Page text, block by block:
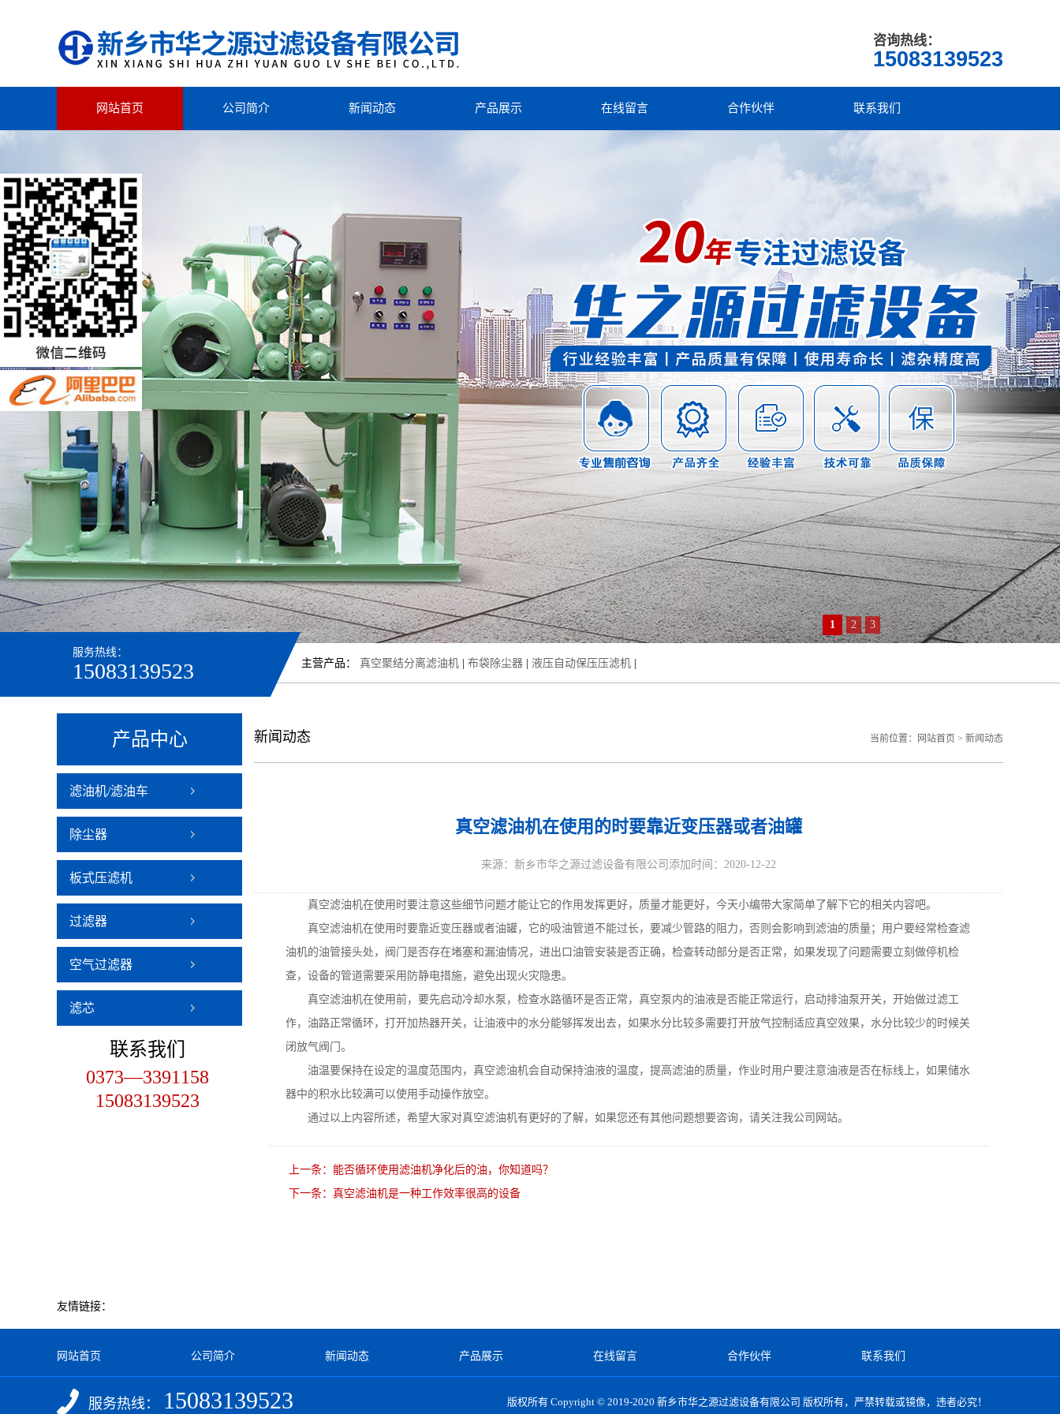
咨询热线：
15083139523
网站首页 公司简介 新闻动态 产品展示 在线留言 合作伙伴 联系我们
1 2 3
服务热线：
15083139523 主营产品： 真空聚结分离滤油机 布袋除尘器 液压自动保压压滤机
产品中心
滤油机/滤油车
除尘器
板式压滤机
过滤器
空气过滤器
滤芯
联系我们
0373—3391158
15083139523
新闻动态 当前位置： 网站首页 > 新闻动态
真空滤油机在使用的时要靠近变压器或者油罐
来源：新乡市华之源过滤设备有限公司添加时间：2020-12-22
真空滤油机在使用时要注意这些细节问题才能让它的作用发挥更好，质量才能更好，今天小编带大家简单了解下它的相关内容吧。
真空滤油机在使用时要靠近变压器或者油罐，它的吸油管道不能过长，要减少管路的阻力，否则会影响到滤油的质量；用户要经常检查滤
油机的油管接头处，阀门是否存在堵塞和漏油情况，进出口油管安装是否正确，检查转动部分是否正常，如果发现了问题需要立刻做停机检
查，设备的管道需要采用防静电措施，避免出现火灾隐患。
真空滤油机在使用前，要先启动冷却水泵，检查水路循环是否正常，真空泵内的油液是否能正常运行，启动排油泵开关，开始做过滤工
作，油路正常循环，打开加热器开关，让油液中的水分能够挥发出去，如果水分比较多需要打开放气控制适应真空效果，水分比较少的时候关
闭放气阀门。
油温要保持在设定的温度范围内，真空滤油机会自动保持油液的温度，提高滤油的质量，作业时用户要注意油液是否在标线上，如果储水
器中的积水比较满可以使用手动操作放空。
通过以上内容所述，希望大家对真空滤油机有更好的了解，如果您还有其他问题想要咨询，请关注我公司网站。
上一条： 能否循环使用滤油机净化后的油，你知道吗？
下一条： 真空滤油机是一种工作效率很高的设备
友情链接：
网站首页 公司简介 新闻动态 产品展示 在线留言 合作伙伴 联系我们
服务热线： 15083139523 版权所有 Copyright © 2019-2020 新乡市华之源过滤设备有限公司 版权所有，严禁转载或镜像，违者必究！